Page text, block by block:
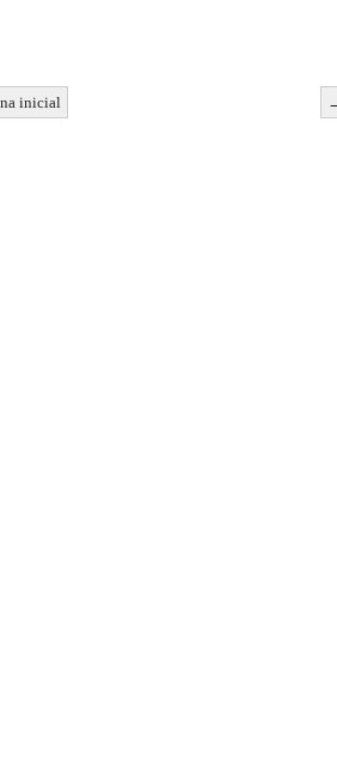
inicial